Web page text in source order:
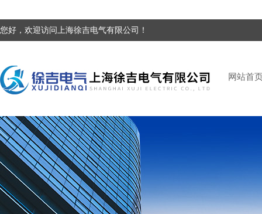
您好，欢迎访问上海徐吉电气有限公司！
网站首